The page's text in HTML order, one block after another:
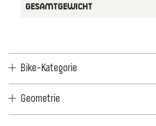
GESAMTGEWICHT
Bike-Kategorie
Geometrie